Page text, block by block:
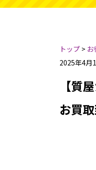
トップ > お
2025年4月
【質
お買